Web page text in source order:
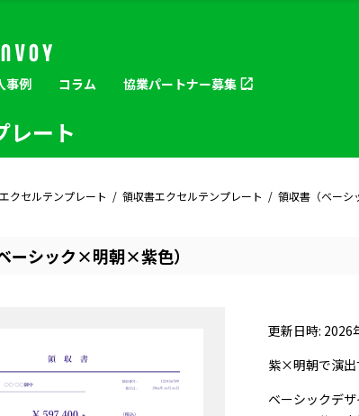
事例 コラム 協業パートナー募集
レート
クセルテンプレート 領収書エクセルテンプレート 領収書（ベーシ
ーシック×明朝×紫色）
更新日時: 2026
紫×明朝で演出
ベーシックデ